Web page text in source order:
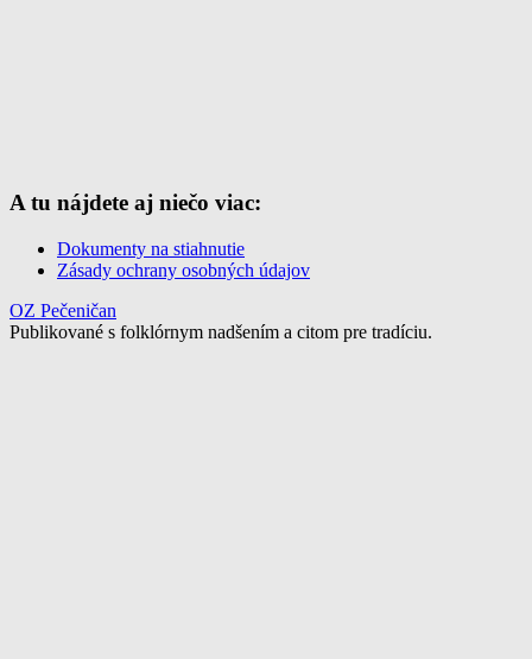
A tu nájdete aj niečo viac:
Dokumenty na stiahnutie
Zásady ochrany osobných údajov
OZ Pečeničan
Publikované s folklórnym nadšením a citom pre tradíciu.